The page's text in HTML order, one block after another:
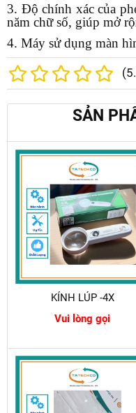
3. Độ chính xác của
năm chữ số, giúp mở
4. Máy sử dụng màn
(
SẢN
KÍNH LÚP -4X
Vui lòng gọi